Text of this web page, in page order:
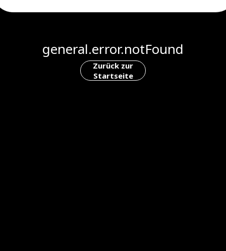
general.error.notFound
Zurück zur
Startseite